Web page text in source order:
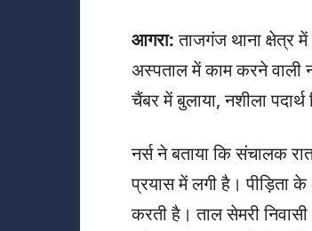
आगरा:ताजगंज थाना क्षेत्र
अस्पताल में काम करने वाली
चैंबर में बुलाया, नशीला
नर्स ने बताया कि संचालक
प्रयास में लगी है। पीड़िता
करती है। ताल सेमरी